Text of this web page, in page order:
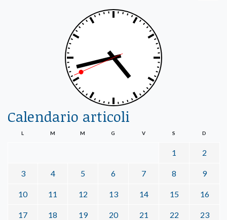
Calendario articoli
L M M G V S D
1 2
3 4 5 6 7 8 9
10 11 12 13 14 15 16
17 18 19 20 21 22 23